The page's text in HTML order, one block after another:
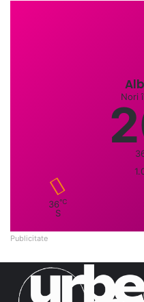
Nori
36℃
S
Publicitate